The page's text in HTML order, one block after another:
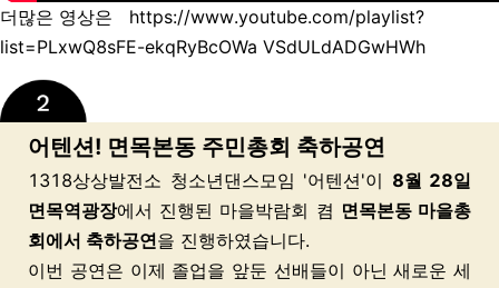
더많은 영상은 https://www.youtube.com/playlist?
list=PLxwQ8sFE-ekqRyBcOWa VSdULdADGwHWh
어텐션! 면목본동 주민총회 축하공연
1318상상발전소 청소년댄스모임 '어텐션'이 8월 28일
면목역광장에서 진행된 마을박람회 켬 면목본동 마을총
회에서 축하공연을 진행하였습니다.
이번 공연은 이제 졸업을 앞둔 선배들이 아닌 새로운 세